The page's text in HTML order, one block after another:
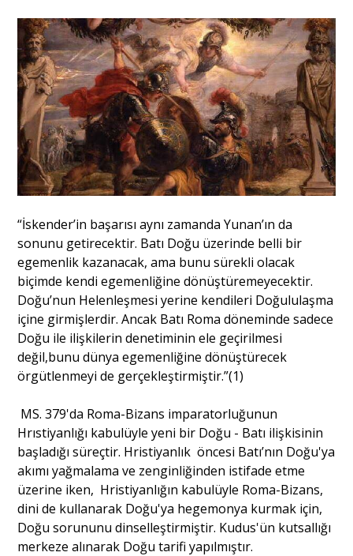
Ankara Analiz
Sağlık
“İskender’in başarısı aynı zamanda Yunan’ın da
sonunu getirecektir. Batı Doğu üzerinde belli bir
egemenlik kazanacak, ama bunu sürekli olacak
biçimde kendi egemenliğine dönüştüremeyecektir.
Doğu’nun Helenleşmesi yerine kendileri Doğululaşma
içine girmişlerdir. Ancak Batı Roma döneminde sadece
Doğu ile ilişkilerin denetiminin ele geçirilmesi
değil,bunu dünya egemenliğine dönüştürecek
örgütlenmeyi de gerçekleştirmiştir.”(1)
MS. 379'da Roma-Bizans imparatorluğunun
Hrıstiyanlığı kabulüyle yeni bir Doğu - Batı ilişkisinin
başladığı süreçtir. Hristiyanlık öncesi Batı’nın Doğu'ya
akımı yağmalama ve zenginliğinden istifade etme
üzerine iken, Hristiyanlığın kabulüyle Roma-Bizans,
dini de kullanarak Doğu'ya hegemonya kurmak için,
Doğu sorununu dinselleştirmiştir. Kudus'ün kutsallığı
merkeze alınarak Doğu tarifi yapılmıştır.